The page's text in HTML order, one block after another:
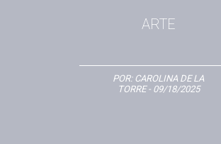
ARTE
POR: CAROLINA DE LA
TORRE- 09/18/2025